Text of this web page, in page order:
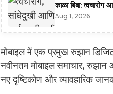
काळा बिबा:
Aug 1, 2026
मोबाइल में एक प्रमुख रुझान
नवीनतम मोबाइल समाचार,
नए दृष्टिकोण और व्यावहारिक